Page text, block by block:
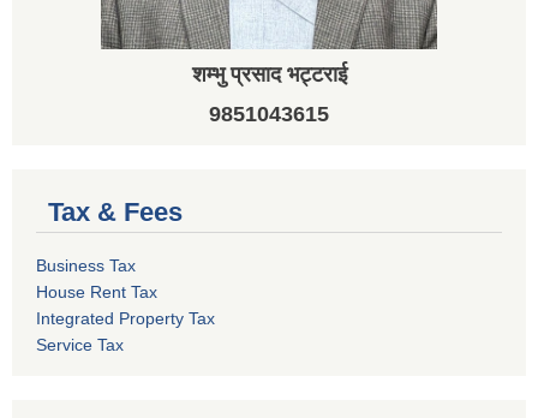
शम्भु प्रसाद भट्टराई
9851043615
Tax & Fees
Business Tax
House Rent Tax
Integrated Property Tax
Service Tax